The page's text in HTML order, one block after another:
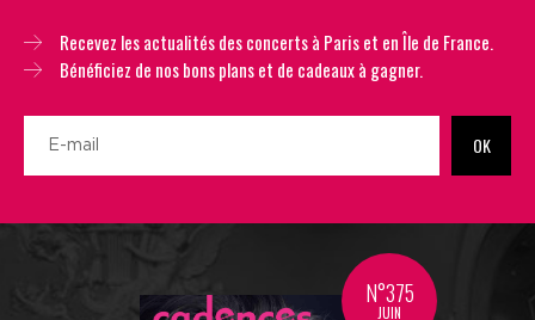
Recevez les actualités des concerts à Paris et en Île de France.
Bénéficiez de nos bons plans et de cadeaux à gagner.
OK
N°375
JUIN